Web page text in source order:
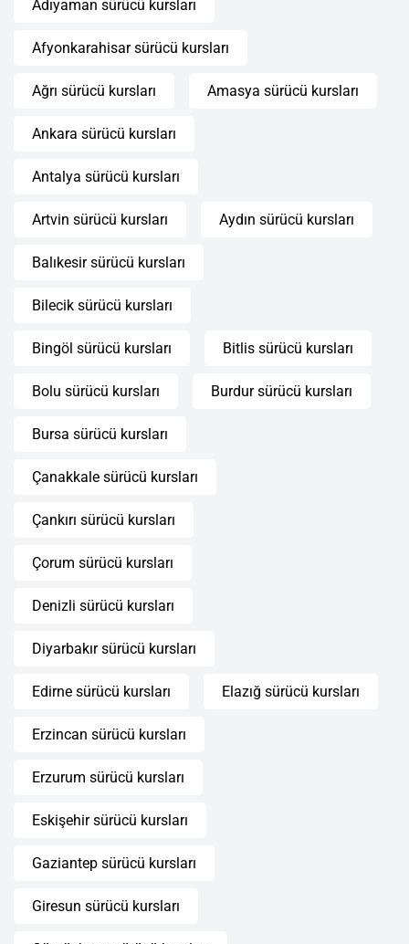
Adıyaman sürücü kursları
Afyonkarahisar sürücü kursları
Ağrı sürücü kursları Amasya sürücü kursları
Ankara sürücü kursları
Antalya sürücü kursları
Artvin sürücü kursları Aydın sürücü kursları
Balıkesir sürücü kursları
Bilecik sürücü kursları
Bingöl sürücü kursları Bitlis sürücü kursları
Bolu sürücü kursları Burdur sürücü kursları
Bursa sürücü kursları
Çanakkale sürücü kursları
Çankırı sürücü kursları
Çorum sürücü kursları
Denizli sürücü kursları
Diyarbakır sürücü kursları
Edirne sürücü kursları Elazığ sürücü kursları
Erzincan sürücü kursları
Erzurum sürücü kursları
Eskişehir sürücü kursları
Gaziantep sürücü kursları
Giresun sürücü kursları